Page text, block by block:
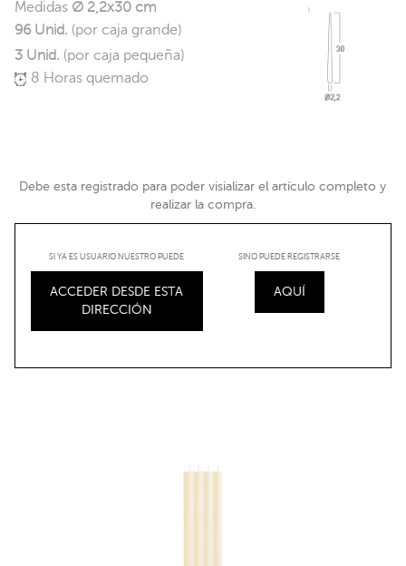
Medidas Ø 2,2x30 cm
96 Unid. (por caja grande)
3 Unid. (por caja pequeña)
8 Horas quemado
Debe esta registrado para poder visializar el artículo completo y
realizar la compra.
SI YA ES USUARIO NUESTRO PUEDE
ACCEDER DESDE ESTA
DIRECCIÓN
SINO PUEDE REGISTRARSE
AQUÍ